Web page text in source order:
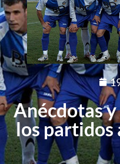
Anécdotas
los partidos